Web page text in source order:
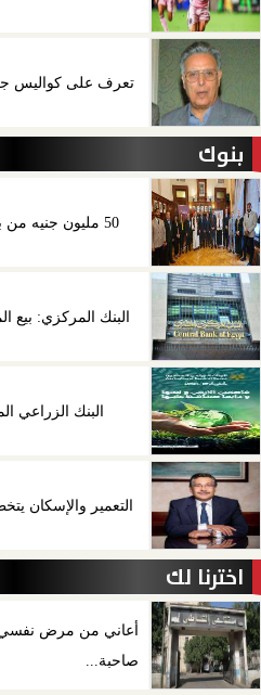
تعرف على كواليس
بنوك
50 مليون جنيه من بنك مصر دعما لمشروعات...
البنك المركزي: بيع
البنك
التعمير والإسكان يتخطى حاجز ال
اخترنا لك
أعاني من مرض نفسي..
صاحبة...